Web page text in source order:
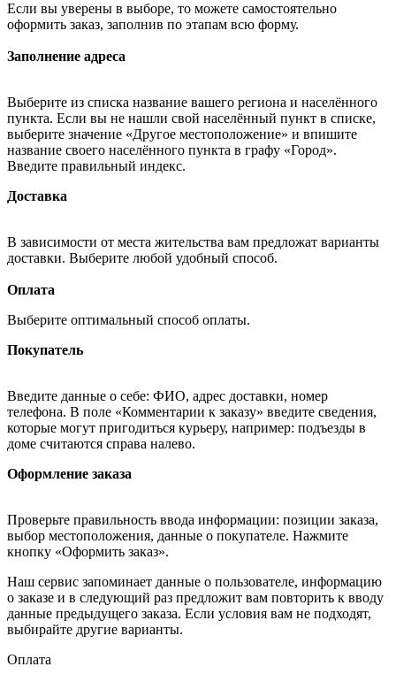
Если вы уверены в выборе, то можете самостоятельно
оформить заказ, заполнив по этапам всю форму.
Заполнение адреса
Выберите из списка название вашего региона и населённого
пункта. Если вы не нашли свой населённый пункт в списке,
выберите значение «Другое местоположение» и впишите
название своего населённого пункта в графу «Город».
Введите правильный индекс.
Доставка
В зависимости от места жительства вам предложат варианты
доставки. Выберите любой удобный способ.
Оплата
Выберите оптимальный способ оплаты.
Покупатель
Введите данные о себе: ФИО, адрес доставки, номер
телефона. В поле «Комментарии к заказу» введите сведения,
которые могут пригодиться курьеру, например: подъезды в
доме считаются справа налево.
Оформление заказа
Проверьте правильность ввода информации: позиции заказа,
выбор местоположения, данные о покупателе. Нажмите
кнопку «Оформить заказ».
Наш сервис запоминает данные о пользователе, информацию
о заказе и в следующий раз предложит вам повторить к вводу
данные предыдущего заказа. Если условия вам не подходят,
выбирайте другие варианты.
Оплата